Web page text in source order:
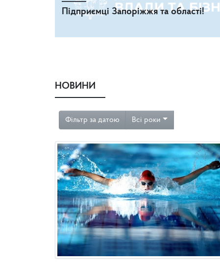
Підприємці Запоріжжя та області!
НОВИНИ
Фільтр за датою Всі роки